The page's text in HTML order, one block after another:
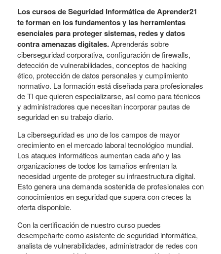
Los cursos de Seguridad Informática de Aprender21
te forman en los fundamentos y las herramientas
esenciales para proteger sistemas, redes y datos
contra amenazas digitales.Aprenderás sobre
ciberseguridad corporativa, configuración de firewalls,
detección de vulnerabilidades, conceptos de hacking
ético, protección de datos personales y cumplimiento
normativo. La formación está diseñada para profesionales
de TI que quieren especializarse, así como para técnicos
y administradores que necesitan incorporar pautas de
seguridad en su trabajo diario.
La ciberseguridad es uno de los campos de mayor
crecimiento en el mercado laboral tecnológico mundial.
Los ataques informáticos aumentan cada año y las
organizaciones de todos los tamaños enfrentan la
necesidad urgente de proteger su infraestructura digital.
Esto genera una demanda sostenida de profesionales con
conocimientos en seguridad que supera con creces la
oferta disponible.
Con la certificación de nuestro curso puedes
desempeñarte como asistente de seguridad informática,
analista de vulnerabilidades, administrador de redes con